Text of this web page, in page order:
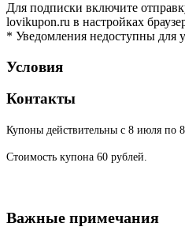
Для подписки включите
lovikupon.ru в настройках
* Уведомления недоступны для
Условия
Контакты
Купоны действительны с 8 июля по
Стоимость купона 60 рублей.
Важные примечания